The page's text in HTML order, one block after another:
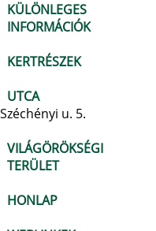
KÜLÖNLEGES
INFORMÁCIÓK
KERTRÉSZEK
UTCA
Széchényi u. 5.
VILÁGÖRÖKSÉGI
TERÜLET
HONLAP